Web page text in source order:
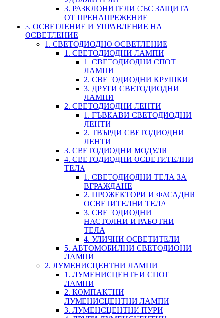
3. РАЗКЛОНИТЕЛИ СЪС ЗАЩИТА
ОТ ПРЕНАПРЕЖЕНИЕ
3. ОСВЕТЛЕНИЕ И УПРАВЛЕНИЕ НА
ОСВЕТЛЕНИЕ
1. СВЕТОДИОДНО ОСВЕТЛЕНИЕ
1. СВЕТОДИОДНИ ЛАМПИ
1. СВЕТОДИОДНИ СПОТ
ЛАМПИ
2. СВЕТОДИОДНИ КРУШКИ
3. ДРУГИ СВЕТОДИОДНИ
ЛАМПИ
2. СВЕТОДИОДНИ ЛЕНТИ
1. ГЪВКАВИ СВЕТОДИОДНИ
ЛЕНТИ
2. ТВЪРДИ СВЕТОДИОДНИ
ЛЕНТИ
3. СВЕТОДИОДНИ МОДУЛИ
4. СВЕТОДИОДНИ ОСВЕТИТЕЛНИ
ТЕЛА
1. СВЕТОДИОДНИ ТЕЛА ЗА
ВГРАЖДАНЕ
2. ПРОЖЕКТОРИ И ФАСАДНИ
ОСВЕТИТЕЛНИ ТЕЛА
3. СВЕТОДИОДНИ
НАСТОЛНИ И РАБОТНИ
ТЕЛА
4. УЛИЧНИ ОСВЕТИТЕЛИ
5. АВТОМОБИЛНИ СВЕТОДИОНИ
ЛАМПИ
2. ЛУМЕНИСЦЕНТНИ ЛАМПИ
1. ЛУМЕНИСЦЕНТНИ СПОТ
ЛАМПИ
2. КОМПАКТНИ
ЛУМЕНИСЦЕНТНИ ЛАМПИ
3. ЛУМЕНСЦЕНТНИ ПУРИ